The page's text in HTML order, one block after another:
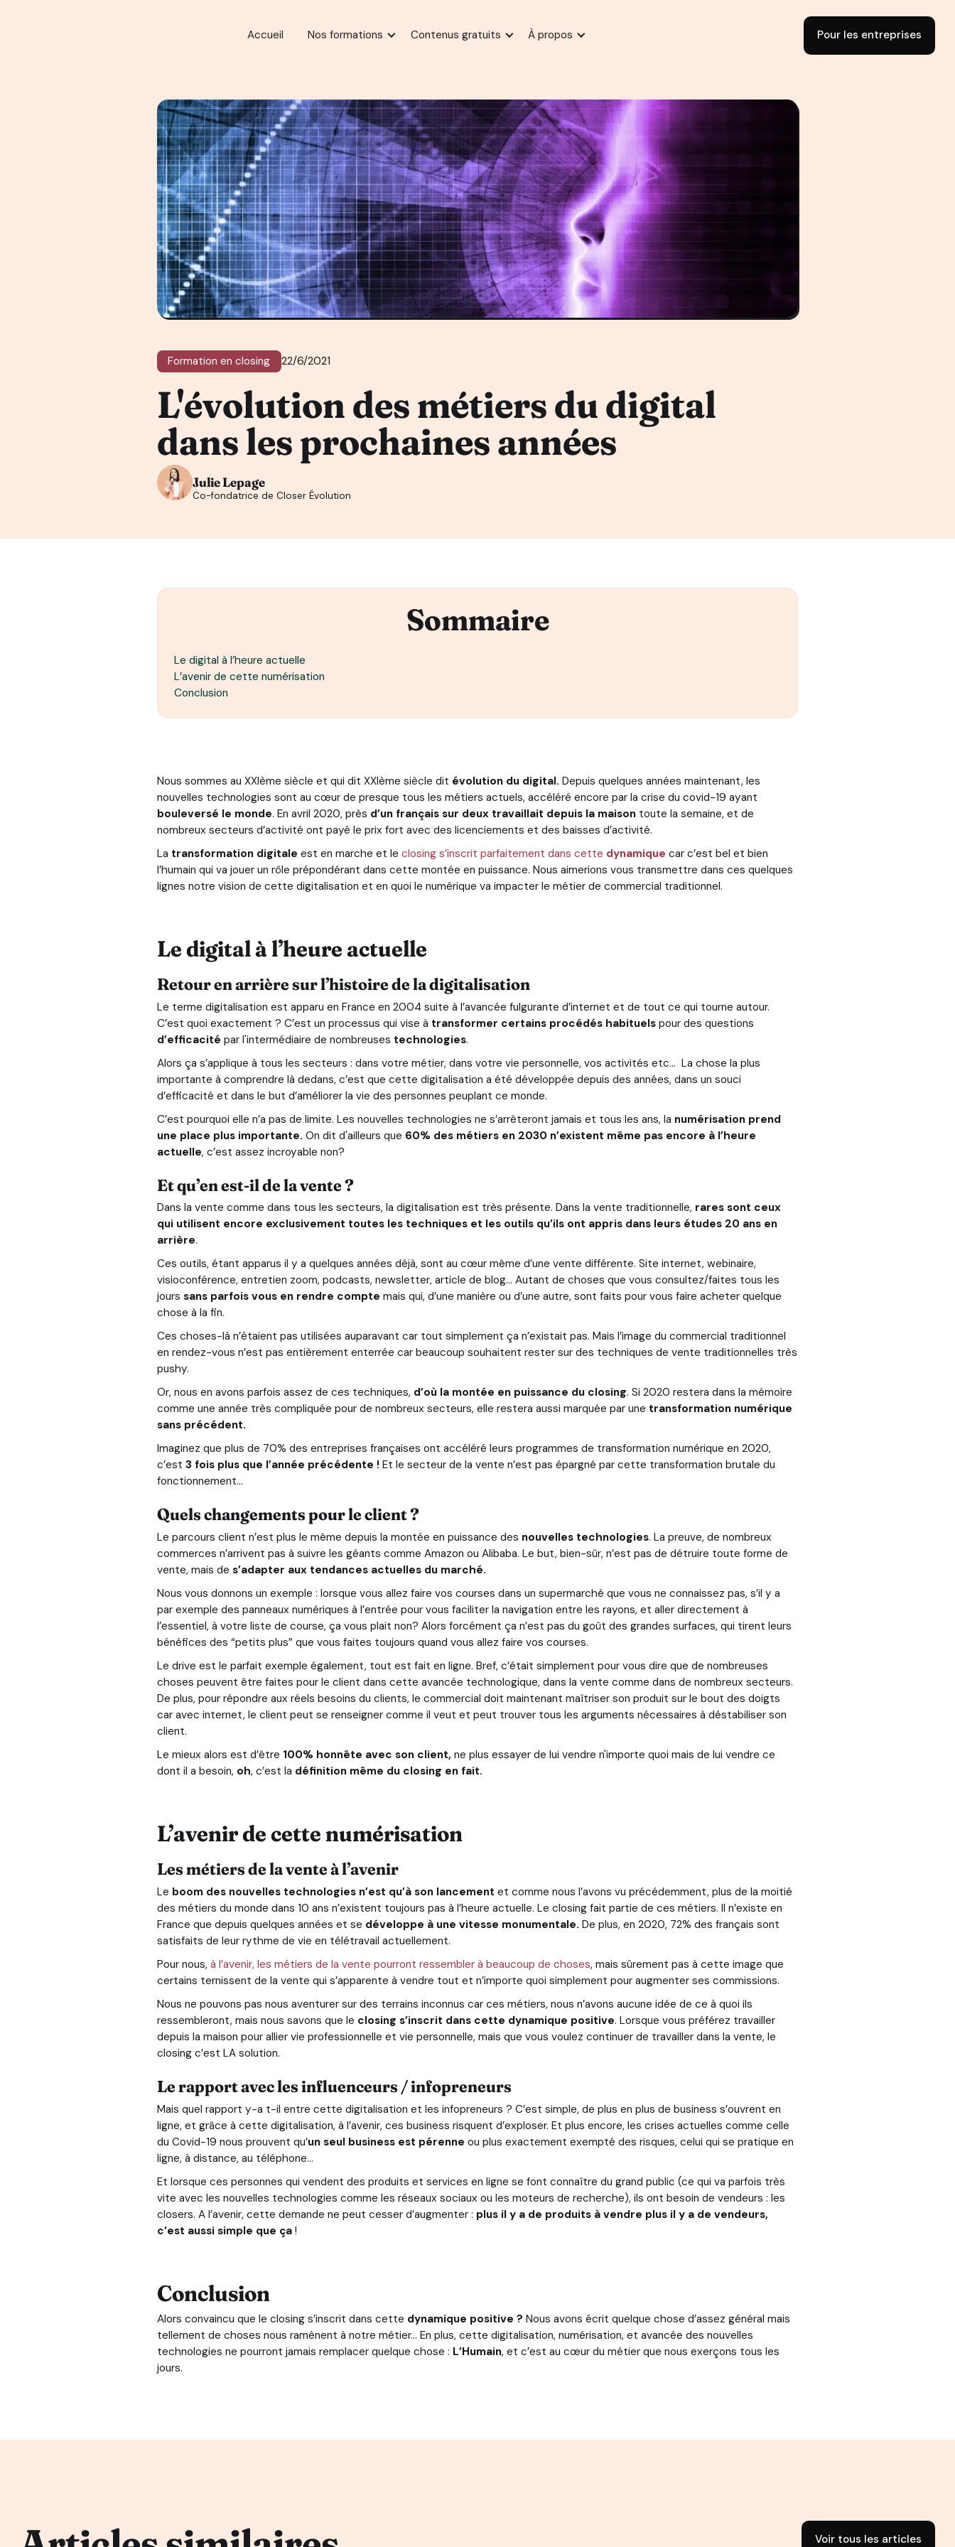
Accueil Nos formations Contenus gratuits À propos Pour les entreprises
Formation en closing 22/6/2021
L'évolution des métiers du digital
dans les prochaines années
Julie Lepage
Co-fondatrice de Closer Évolution
Sommaire
Le digital à l’heure actuelle
L’avenir de cette numérisation
Conclusion
Nous sommes au XXIème siècle et qui dit XXIème siècle dit évolution du digital. Depuis quelques années maintenant, les
nouvelles technologies sont au cœur de presque tous les métiers actuels, accéléré encore par la crise du covid-19 ayant
bouleversé le monde. En avril 2020, près d’un français sur deux travaillait depuis la maisontoute la semaine, et de
nombreux secteurs d’activité ont payé le prix fort avec des licenciements et des baisses d’activité.
La transformation digitale est en marche et le closing s’inscrit parfaitement dans cette dynamique car c’est bel et bien
l’humain qui va jouer un rôle prépondérant dans cette montée en puissance. Nous aimerions vous transmettre dans ces quelques
lignes notre vision de cette digitalisation et en quoi le numérique va impacter le métier de commercial traditionnel.
Le digital à l’heure actuelle
Retour en arrière sur l’histoire de la digitalisation
Le terme digitalisation est apparu en France en 2004 suite à l’avancée fulgurante d’internet et de tout ce qui tourne autour.
C’est quoi exactement ? C’est un processus qui vise à transformer certains procédés habituels pour des questions
d’efficacité par l'intermédiaire de nombreuses technologies.
Alors ça s’applique à tous les secteurs : dans votre métier, dans votre vie personnelle, vos activités etc... La chose la plus
importante à comprendre là dedans, c’est que cette digitalisation a été développée depuis des années, dans un souci
d’efficacité et dans le but d’améliorer la vie des personnes peuplant ce monde.
C’est pourquoi elle n’a pas de limite. Les nouvelles technologies ne s’arrêteront jamais et tous les ans, la numérisation prend
une place plus importante. On dit d'ailleurs que 60% des métiers en 2030 n’existent même pas encore à l’heure
actuelle, c’est assez incroyable non?
Et qu’en est-il de la vente ?
Dans la vente comme dans tous les secteurs, la digitalisation est très présente. Dans la vente traditionnelle, rares sont ceux
qui utilisent encore exclusivement toutes les techniques et les outils qu’ils ont appris dans leurs études 20 ans en
arrière.
Ces outils, étant apparus il y a quelques années déjà, sont au cœur même d’une vente différente. Site internet, webinaire,
visioconférence, entretien zoom, podcasts, newsletter, article de blog… Autant de choses que vous consultez/faites tous les
jours sans parfois vous en rendre compte mais qui, d’une manière ou d’une autre, sont faits pour vous faire acheter quelque
chose à la fin.
Ces choses-là n’étaient pas utilisées auparavant car tout simplement ça n’existait pas. Mais l’image du commercial traditionnel
en rendez-vous n’est pas entièrement enterrée car beaucoup souhaitent rester sur des techniques de vente traditionnelles très
pushy.
Or, nous en avons parfois assez de ces techniques, d’où la montée en puissance du closing. Si 2020 restera dans la mémoire
comme une année très compliquée pour de nombreux secteurs, elle restera aussi marquée par une transformation numérique
sans précédent.
Imaginez que plus de 70% des entreprises françaises ont accéléré leurs programmes de transformation numérique en 2020,
c’est 3 fois plus que l’année précédente ! Et le secteur de la vente n’est pas épargné par cette transformation brutale du
fonctionnement...
Quels changements pour le client ?
Le parcours client n’est plus le même depuis la montée en puissance des nouvelles technologies. La preuve, de nombreux
commerces n’arrivent pas à suivre les géants comme Amazon ou Alibaba. Le but, bien-sûr, n’est pas de détruire toute forme de
vente, mais de s’adapter aux tendances actuelles du marché.
Nous vous donnons un exemple : lorsque vous allez faire vos courses dans un supermarché que vous ne connaissez pas, s’il y a
par exemple des panneaux numériques à l’entrée pour vous faciliter la navigation entre les rayons, et aller directement à
l’essentiel, à votre liste de course, ça vous plait non? Alors forcément ça n’est pas du goût des grandes surfaces, qui tirent leurs
bénéfices des “petits plus” que vous faites toujours quand vous allez faire vos courses.
Le drive est le parfait exemple également, tout est fait en ligne. Bref, c’était simplement pour vous dire que de nombreuses
choses peuvent être faites pour le client dans cette avancée technologique, dans la vente comme dans de nombreux secteurs.
De plus, pour répondre aux réels besoins du clients, le commercial doit maintenant maîtriser son produit sur le bout des doigts
car avec internet, le client peut se renseigner comme il veut et peut trouver tous les arguments nécessaires à déstabiliser son
client.
Le mieux alors est d’être 100% honnête avec son client, ne plus essayer de lui vendre n'importe quoi mais de lui vendre ce
dont il a besoin, oh, c’est la définition même du closing en fait.
L’avenir de cette numérisation
Les métiers de la vente à l’avenir
Le boom des nouvelles technologies n’est qu’à son lancement et comme nous l’avons vu précédemment, plus de la moitié
des métiers du monde dans 10 ans n’existent toujours pas à l’heure actuelle. Le closing fait partie de ces métiers. Il n’existe en
France que depuis quelques années et se développe à une vitesse monumentale. De plus, en 2020, 72% des français sont
satisfaits de leur rythme de vie en télétravail actuellement.
Pour nous, à l’avenir, les métiers de la vente pourront ressembler à beaucoup de choses, mais sûrement pas à cette image que
certains ternissent de la vente qui s’apparente à vendre tout et n’importe quoi simplement pour augmenter ses commissions.
Nous ne pouvons pas nous aventurer sur des terrains inconnus car ces métiers, nous n’avons aucune idée de ce à quoi ils
ressembleront, mais nous savons que le closing s’inscrit dans cette dynamique positive. Lorsque vous préférez travailler
depuis la maison pour allier vie professionnelle et vie personnelle, mais que vous voulez continuer de travailler dans la vente, le
closing c’est LA solution.
Le rapport avec les influenceurs / infopreneurs
Mais quel rapport y-a t-il entre cette digitalisation et les infopreneurs ? C’est simple, de plus en plus de business s’ouvrent en
ligne, et grâce à cette digitalisation, à l’avenir, ces business risquent d’exploser. Et plus encore, les crises actuelles comme celle
du Covid-19 nous prouvent qu’un seul business est pérenne ou plus exactement exempté des risques, celui qui se pratique en
ligne, à distance, au téléphone…
Et lorsque ces personnes qui vendent des produits et services en ligne se font connaître du grand public (ce qui va parfois très
vite avec les nouvelles technologies comme les réseaux sociaux ou les moteurs de recherche), ils ont besoin de vendeurs : les
closers. A l’avenir, cette demande ne peut cesser d’augmenter : plus il y a de produits à vendre plus il y a de vendeurs,
c’est aussi simple que ça!
Conclusion
Alors convaincu que le closing s’inscrit dans cette dynamique positive ? Nous avons écrit quelque chose d’assez général mais
tellement de choses nous ramènent à notre métier… En plus, cette digitalisation, numérisation, et avancée des nouvelles
technologies ne pourront jamais remplacer quelque chose : L’Humain, et c’est au cœur du métier que nous exerçons tous les
jours.
Voir tous les articles